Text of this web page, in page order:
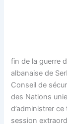
fin de la guerre
albanaise de
Conseil de
des Nations
d’administrer
session